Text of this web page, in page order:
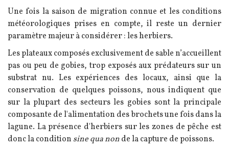
Texte
Une fois la saison de migration connue et les conditions
météorologiques prises en compte, il reste un dernier
paramètre majeur à considérer : les herbiers.
Les plateaux composés exclusivement de sable n’accueillent
pas ou peu de gobies, trop exposés aux prédateurs sur un
substrat nu. Les expériences des locaux, ainsi que la
conservation de quelques poissons, nous indiquent que
sur la plupart des secteurs les gobies sont la principale
composante de l'alimentation des brochets une fois dans la
lagune. La présence d'herbiers sur les zones de pêche est
donc la condition sine qua nonde la capture de poissons.